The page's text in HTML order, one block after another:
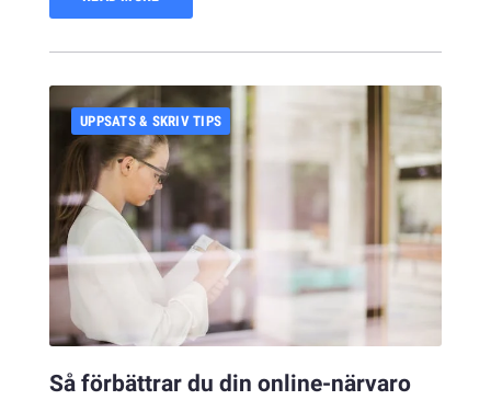
UPPSATS & SKRIV TIPS
Så förbättrar du din online-närvaro